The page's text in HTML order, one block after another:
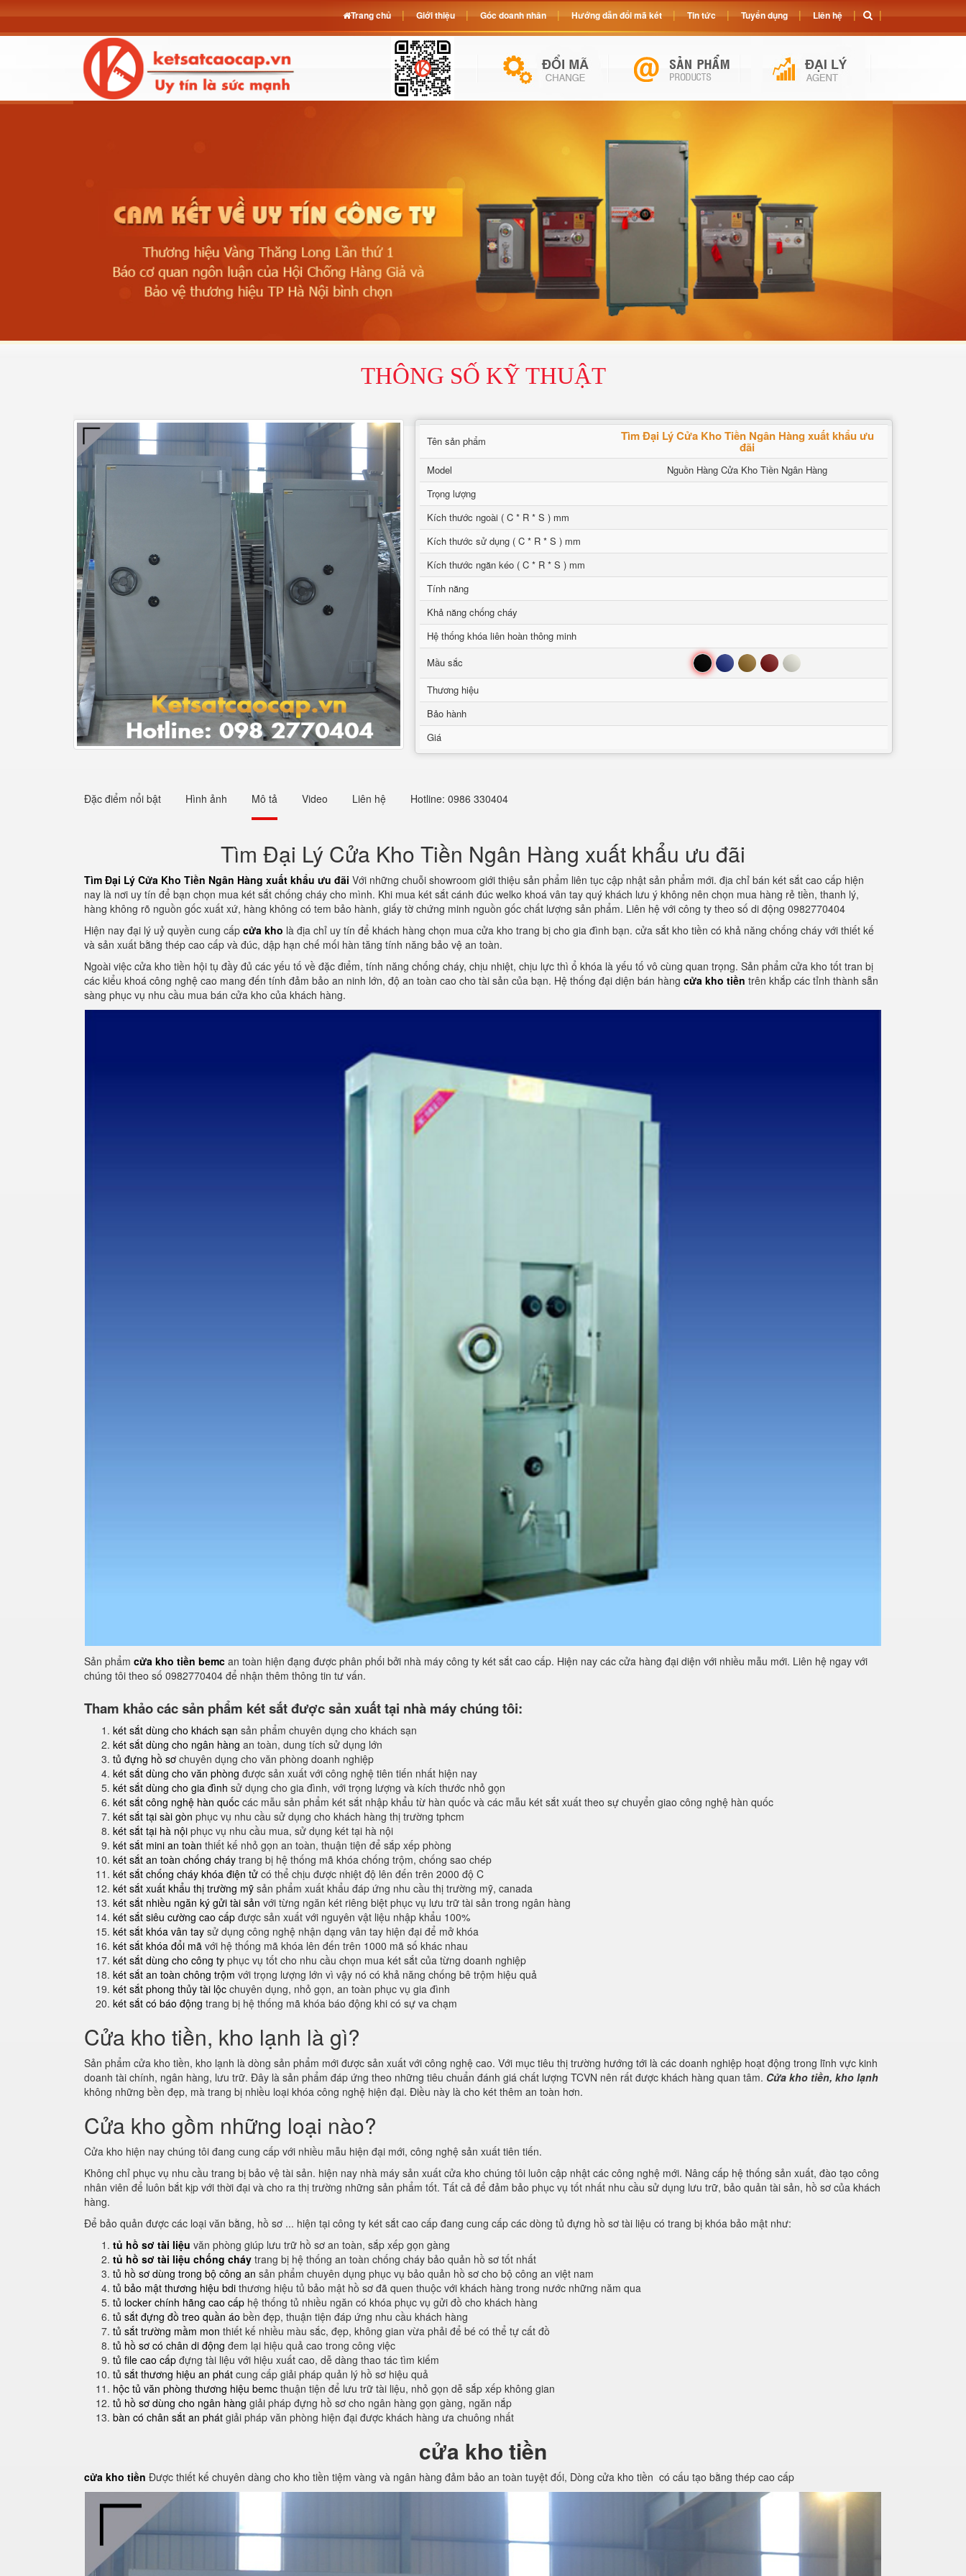
THÔNG SỐ KỸ THUẬT
Tên sản phẩm Tìm Đại Lý Cửa Kho Tiền Ngân Hàng xuất khẩu ưu
đãi
Model
Nguồn Hàng Cửa Kho Tiền Ngân Hàng
Trọng lượng
Kích thước ngoài ( C * R * S ) mm
Kích thước sử dụng ( C * R * S ) mm
Kích thước ngăn kéo ( C * R * S ) mm
Tính năng
Khả năng chống cháy
Hệ thống khóa liên hoàn thông minh
Mầu sắc
Đen Xanh Nâu Đỏ Trắng
Thương hiệu
Bảo hành
Giá
Đặc điểm nổi bật Hình ảnh Mô tả Video Liên hệ Hotline: 0986 330404
Tìm Đại Lý Cửa Kho Tiền Ngân Hàng xuất khẩu ưu đãi
Tìm Đại Lý Cửa Kho Tiền Ngân Hàng xuất khẩu ưu đãi Với những chuỗi showroom giới thiệu sản phẩm liên tục cập nhật sản phẩm mới. địa chỉ bán két sắt cao cấp hiện
nay là nơi uy tín để bạn chọn mua két sắt chống cháy cho mình. Khi mua két sắt cánh đúc welko khoá vân tay quý khách lưu ý không nên chọn mua hàng rẻ tiền, thanh lý,
hàng không rõ nguồn gốc xuất xứ, hàng không có tem bảo hành, giấy tờ chứng minh nguồn gốc chất lượng sản phẩm. Liên hệ với công ty theo số di động 0982770404
Hiện nay đại lý uỷ quyền cung cấp cửa kho là địa chỉ uy tín để khách hàng chọn mua cửa kho trang bị cho gia đình bạn. cửa sắt kho tiền có khả năng chống cháy với thiết kế
và sản xuất bằng thép cao cấp và đúc, dập hạn chế mối hàn tăng tính năng bảo vệ an toàn.
Ngoài việc cửa kho tiền hội tụ đầy đủ các yếu tố về đặc điểm, tính năng chống cháy, chịu nhiệt, chịu lực thì ổ khóa là yếu tố vô cùng quan trọng. Sản phẩm cửa kho tốt tran bị
các kiểu khoá công nghệ cao mang đến tính đảm bảo an ninh lớn, độ an toàn cao cho tài sản của bạn. Hệ thống đại diện bán hàng cửa kho tiền trên khắp các tỉnh thành sẵn
sàng phục vụ nhu cầu mua bán cửa kho của khách hàng.
Sản phẩm cửa kho tiền bemc an toàn hiện đạng được phân phối bởi nhà máy công ty két sắt cao cấp. Hiện nay các cửa hàng đại diện với nhiều mẫu mới. Liên hệ ngay với
chúng tôi theo số 0982770404 để nhận thêm thông tin tư vấn.
Tham khảo các sản phẩm két sắt được sản xuất tại nhà máy chúng tôi:
két sắt dùng cho khách sạn sản phẩm chuyên dụng cho khách sạn
két sắt dùng cho ngân hàng an toàn, dung tích sử dụng lớn
tủ đựng hồ sơ chuyên dụng cho văn phòng doanh nghiệp
két sắt dùng cho văn phòng được sản xuất với công nghệ tiên tiến nhất hiện nay
két sắt dùng cho gia đình sử dụng cho gia đình, với trọng lượng và kích thước nhỏ gọn
két sắt công nghệ hàn quốc các mẫu sản phẩm két sắt nhập khẩu từ hàn quốc và các mẫu két sắt xuất theo sự chuyển giao công nghệ hàn quốc
két sắt tại sài gòn phục vụ nhu cầu sử dụng cho khách hàng thị trường tphcm
két sắt tại hà nội phục vụ nhu cầu mua, sử dụng két tại hà nội
két sắt mini an toàn thiết kế nhỏ gọn an toàn, thuận tiện để sắp xếp phòng
két sắt an toàn chống cháy trang bị hệ thống mã khóa chống trộm, chống sao chép
két sắt chống cháy khóa điện tử có thể chịu được nhiệt độ lên đến trên 2000 độ C
két sắt xuất khẩu thị trường mỹ sản phẩm xuất khẩu đáp ứng nhu cầu thị trường mỹ, canada
két sắt nhiều ngăn ký gửi tài sản với từng ngăn két riêng biệt phục vụ lưu trữ tài sản trong ngân hàng
két sắt siêu cường cao cấp được sản xuất với nguyên vật liệu nhập khẩu 100%
két sắt khóa vân tay sử dụng công nghệ nhận dạng vân tay hiện đại để mở khóa
két sắt khóa đổi mã với hệ thống mã khóa lên đến trên 1000 mã số khác nhau
két sắt dùng cho công ty phục vụ tốt cho nhu cầu chọn mua két sắt của từng doanh nghiệp
két sắt an toàn chông trộm với trọng lượng lớn vì vậy nó có khả năng chống bê trộm hiệu quả
két sắt phong thủy tài lộc chuyên dụng, nhỏ gọn, an toàn phục vụ gia đình
két sắt có báo động trang bị hệ thống mã khóa báo động khi có sự va chạm
Cửa kho tiền, kho lạnh là gì?
Sản phẩm cửa kho tiền, kho lạnh là dòng sản phẩm mới được sản xuất với công nghệ cao. Với mục tiêu thị trường hướng tới là các doanh nghiệp hoạt động trong lĩnh vực kinh
doanh tài chính, ngân hàng, lưu trữ. Đây là sản phẩm đáp ứng theo những tiêu chuẩn đánh giá chất lượng TCVN nên rất được khách hàng quan tâm. Cửa kho tiền, kho lạnh
không những bền đẹp, mà trang bị nhiều loại khóa công nghệ hiện đại. Điều này là cho két thêm an toàn hơn.
Cửa kho gồm những loại nào?
Cửa kho hiện nay chúng tôi đang cung cấp với nhiều mẫu hiện đại mới, công nghệ sản xuất tiên tiến.
Không chỉ phục vụ nhu cầu trang bị bảo vệ tài sản. hiện nay nhà máy sản xuất cửa kho chúng tôi luôn cập nhật các công nghệ mới. Nâng cấp hệ thống sản xuất, đào tạo công
nhân viên để luôn bắt kịp với thời đại và cho ra thị trường những sản phẩm tốt. Tất cả để đảm bảo phục vụ tốt nhất nhu cầu sử dụng lưu trữ, bảo quản tài sản, hồ sơ của khách
hàng.
Để bảo quản được các loại văn bằng, hồ sơ ... hiện tại công ty két sắt cao cấp đang cung cấp các dòng tủ đựng hồ sơ tài liệu có trang bị khóa bảo mật như:
tủ hồ sơ tài liệu văn phòng giúp lưu trữ hồ sơ an toàn, sắp xếp gọn gàng
tủ hồ sơ tài liệu chống cháy trang bị hệ thống an toàn chống cháy bảo quản hồ sơ tốt nhất
tủ hồ sơ dùng trong bộ công an sản phẩm chuyên dụng phục vụ bảo quản hồ sơ cho bộ công an việt nam
tủ bảo mật thương hiệu bdi thương hiệu tủ bảo mật hồ sơ đã quen thuộc với khách hàng trong nước những năm qua
tủ locker chính hãng cao cấp hệ thống tủ nhiều ngăn có khóa phục vụ gửi đồ cho khách hàng
tủ sắt đựng đồ treo quần áo bền đẹp, thuận tiện đáp ứng nhu cầu khách hàng
tủ sắt trường mầm mon thiết kế nhiều màu sắc, đẹp, không gian vừa phải để bé có thể tự cất đồ
tủ hồ sơ có chân di động đem lại hiệu quả cao trong công việc
tủ file cao cấp đựng tài liệu với hiệu xuất cao, dễ dàng thao tác tìm kiếm
tủ sắt thương hiệu an phát cung cấp giải pháp quản lý hồ sơ hiệu quả
hộc tủ văn phòng thương hiệu bemc thuận tiện để lưu trữ tài liệu, nhỏ gọn dễ sắp xếp không gian
tủ hồ sơ dùng cho ngân hàng giải pháp đựng hồ sơ cho ngân hàng gọn gàng, ngăn nắp
bàn có chân sắt an phát giải pháp văn phòng hiện đại được khách hàng ưa chuông nhất
cửa kho tiền
cửa kho tiền Được thiết kế chuyên dàng cho kho tiền tiệm vàng và ngân hàng đảm bảo an toàn tuyệt đối, Dòng cửa kho tiền có cấu tạo bằng thép cao cấp
Trang chủ Giới thiệu Góc doanh nhân Hướng dẫn đổi mã két Tin tức Tuyển dụng Liên hệ